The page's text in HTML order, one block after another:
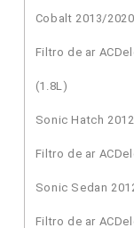
Cobalt 2013/2020
Filtro de ar
(1.8L)
Sonic Hatch
Filtro de ar
Sonic Sedan
Filtro de ar